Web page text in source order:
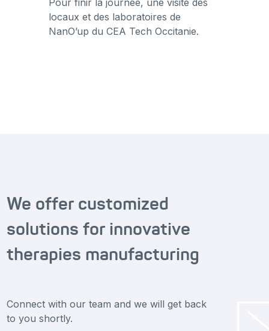
Pour finir la journée, une visite des
locaux et des laboratoires de
NanO’up du CEA Tech Occitanie.
We offer customized
solutions for innovative
therapies manufacturing
Connect with our team and we will get back
to you shortly.